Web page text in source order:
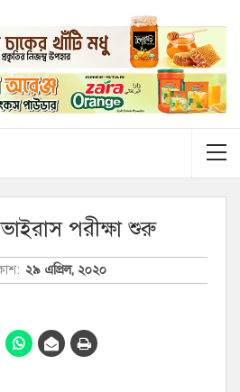
পরীক্ষা শুরু
২৯ এপ্রিল, ২০২০